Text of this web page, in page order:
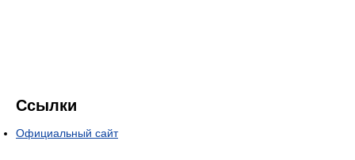
Ссылки
Официальный сайт